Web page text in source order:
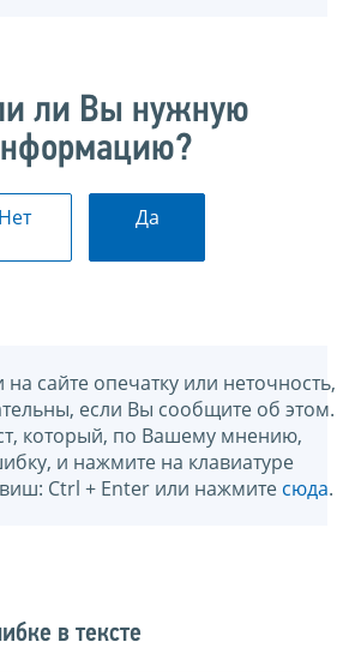
ли Вы нужную
Нет Да
сайте опечатку или неточность,
если Вы сообщите об этом.
который, по Вашему мнению,
и нажмите на клавиатуре
Ctrl + Enter или нажмите сюда.
в тексте